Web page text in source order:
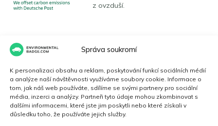
Správa soukromí
K personalizaci obsahu a reklam, poskytování funkcí sociálních médií
a analýze naší návštěvnosti využíváme soubory cookie. Informace o
tom, jak náš web používáte, sdílíme se svými partnery pro sociální
média, inzerci a analýzy. Partneři tyto údaje mohou zkombinovat s
dalšími informacemi, které jste jim poskytli nebo které získali v
důsledku toho, že používáte jejich služby.
z ovzduší.
Jazyky
Čeština